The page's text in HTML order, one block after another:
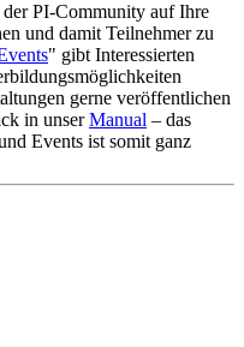
PI-Community auf Ihre
und damit Teilnehmer zu
" gibt Interessierten
gerne veröffentlichen
in unserManual – das
Events ist somit ganz